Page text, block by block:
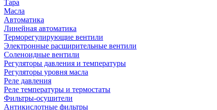
Тара
Масла
Автоматика
Линейная автоматика
Терморегулирующие вентили
Электронные расширительные вентили
Соленоидные вентили
Регуляторы давления и температуры
Регуляторы уровня масла
Реле давления
Реле температуры и термостаты
Фильтры-осушители
Антикислотные фильтры